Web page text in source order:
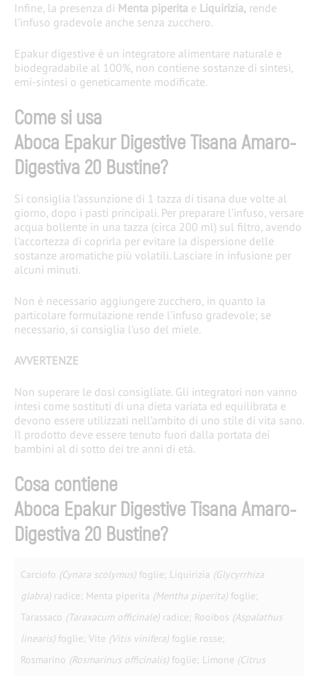
Infine, la presenza di Menta piperita e Liquirizia, rende
l’infuso gradevole anche senza zucchero.
Epakur digestive è un integratore alimentare naturale e
biodegradabile al 100%, non contiene sostanze di sintesi,
emi-sintesi o geneticamente modificate.
Come si usa
Aboca Epakur Digestive Tisana Amaro-
Digestiva 20 Bustine?
Si consiglia l’assunzione di 1 tazza di tisana due volte al
giorno, dopo i pasti principali. Per preparare l’infuso, versare
acqua bollente in una tazza (circa 200 ml) sul filtro, avendo
l’accortezza di coprirla per evitare la dispersione delle
sostanze aromatiche più volatili. Lasciare in infusione per
alcuni minuti.
Non è necessario aggiungere zucchero, in quanto la
particolare formulazione rende l’infuso gradevole; se
necessario, si consiglia l’uso del miele.
AVVERTENZE
Non superare le dosi consigliate. Gli integratori non vanno
intesi come sostituti di una dieta variata ed equilibrata e
devono essere utilizzati nell’ambito di uno stile di vita sano.
Il prodotto deve essere tenuto fuori dalla portata dei
bambini al di sotto dei tre anni di età.
Cosa contiene
Aboca Epakur Digestive Tisana Amaro-
Digestiva 20 Bustine?
Carciofo (Cynara scolymus) foglie; Liquirizia (Glycyrrhiza
glabra) radice; Menta piperita (Mentha piperita) foglie;
Tarassaco (Taraxacum officinale) radice; Rooibos (Aspalathus
linearis) foglie; Vite (Vitis vinifera) foglie rosse;
Rosmarino (Rosmarinus officinalis) foglie; Limone (Citrus